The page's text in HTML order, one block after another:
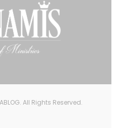
All Rights Reserved.